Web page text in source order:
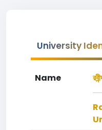
University
Name